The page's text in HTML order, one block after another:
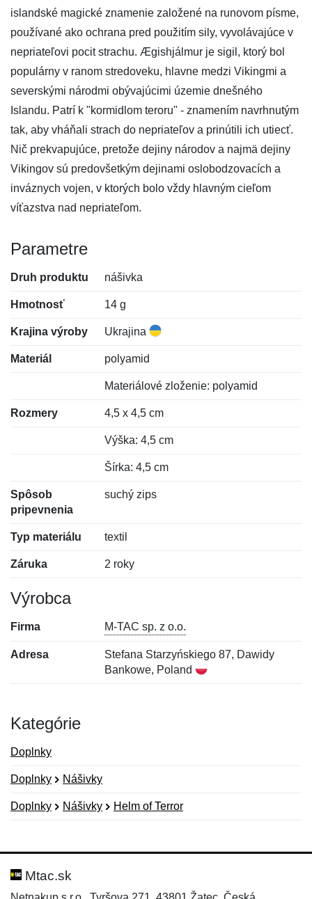
islandské magické znamenie založené na runovom písme,
používané ako ochrana pred použitím sily, vyvolávajúce v
nepriateľovi pocit strachu. Ægishjálmur je sigil, ktorý bol
populárny v ranom stredoveku, hlavne medzi Vikingmi a
severskými národmi obývajúcimi územie dnešného
Islandu. Patrí k "kormidlom teroru" - znamením navrhnutým
tak, aby vháňali strach do nepriateľov a prinútili ich utiecť.
Nič prekvapujúce, pretože dejiny národov a najmä dejiny
Vikingov sú predovšetkým dejinami oslobodzovacích a
inváznych vojen, v ktorých bolo vždy hlavným cieľom
víťazstva nad nepriateľom.
Parametre
Druh produktu nášivka
Hmotnosť 14 g
Krajina výroby Ukrajina
Materiál polyamid
Materiálové zloženie: polyamid
Rozmery 4,5 x 4,5 cm
Výška: 4,5 cm
Šírka: 4,5 cm
Spôsob
pripevnenia
suchý zips
Typ materiálu textil
Záruka 2 roky
Výrobca
Firma M-TAC sp. z o.o.
Adresa
Stefana Starzyńskiego 87, Dawidy
Bankowe, Poland
Kategórie
Doplnky
Doplnky Nášivky
Doplnky Nášivky Helm of Terror
Hodnotenie:
Meno:
Mtac.sk